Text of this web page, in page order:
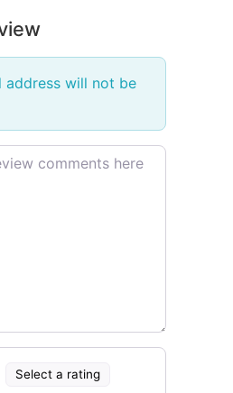
address will not be
Select a rating